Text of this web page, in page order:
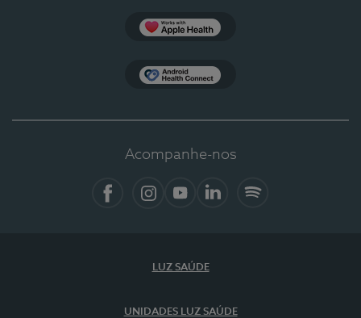
Acompanhe-nos
LUZ SAÚDE
UNIDADES LUZ SAÚDE